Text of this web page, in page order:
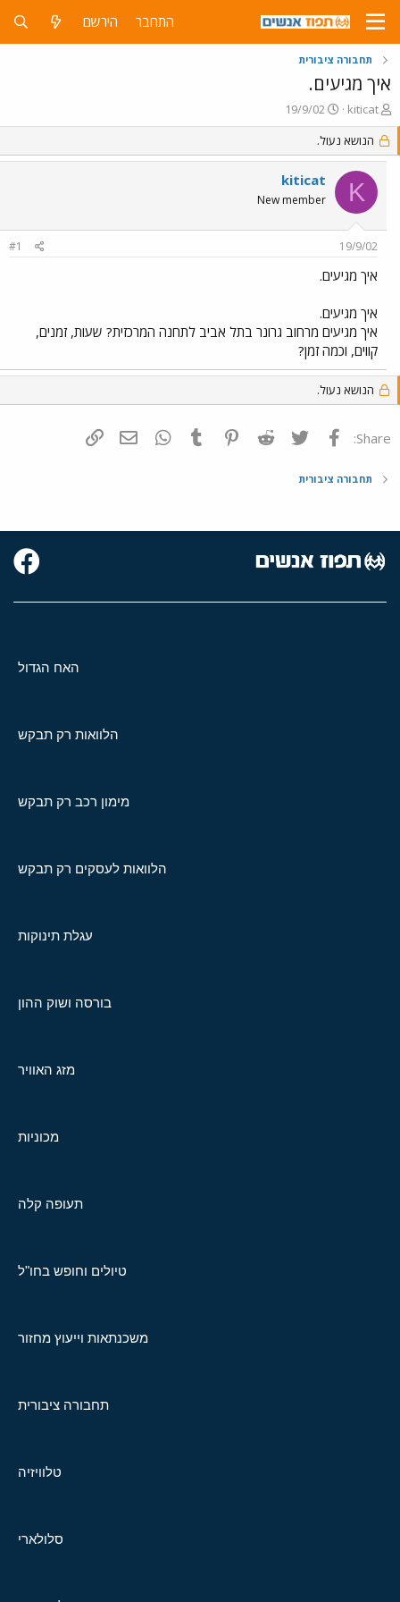
התחבר הירשם
תחבורה ציבורית
איך מגיעים.
פ
ו
ת
ח
נ
kiticat
פ
ו
ר
ס
ם
ב
ת
ך
19/9/02
הנושא נעול.
K
kiticat
New member
19/9/02
#1
איך מגיעים.
איך מגיעים.
איך מגיעים מרחוב גרונר בתל אביב לתחנה המרכזית? שעות, זמנים,
קווים, וכמה זמן?
הנושא נעול.
Share: פייסבוק Twitter
Reddit
Pinterest
Tumblr
WhatsAppדואר אלקטרוני
תחבורה ציבורית
האח הגדול
הלוואות רק תבקש
מימון רכב רק תבקש
הלוואות לעסקים רק תבקש
עגלת תינוקות
בורסה ושוק ההון
מזג האוויר
מכוניות
תעופה קלה
טיולים וחופש בחו"ל
משכנתאות וייעוץ מחזור
תחבורה ציבורית
טלוויזיה
סלולארי